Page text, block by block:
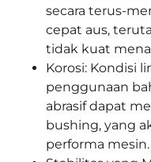
secara terus-
cepat aus,
tidak kuat
Korosi: Kondisi
penggunaan
abrasif dapat
bushing, yang
performa mesin.